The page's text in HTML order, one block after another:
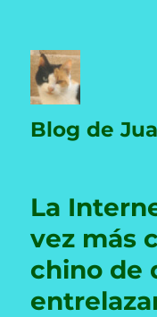
Blog de
La
vez más
chino de